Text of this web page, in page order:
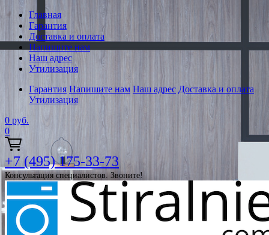
Главная
Гарантия
Доставка и оплата
Напишите нам
Наш адрес
Утилизация
Гарантия Напишите нам Наш адрес Доставка и оплата
Утилизация
0 руб.
0
+7 (495) 175-33-73
Консультация специалистов. Звоните!